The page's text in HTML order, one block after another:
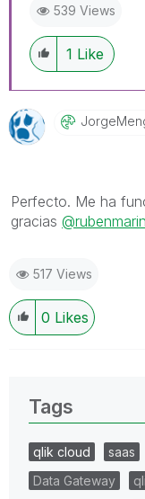
539 Views
1 Like
Perfecto. Me ha
gracias @rubenmarin
517 Views
0 Likes
Tags
qlik cloud saas
Data Gateway